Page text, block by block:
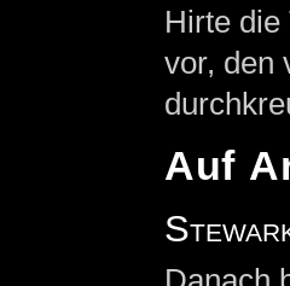
Hirte die
vor, den
Auf